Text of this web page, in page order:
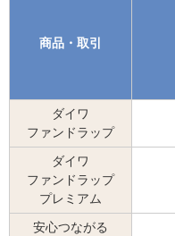
商品・取引
ダイワ
ファンドラップ
ダイワ
ファンドラップ
プレミアム
安心つながる